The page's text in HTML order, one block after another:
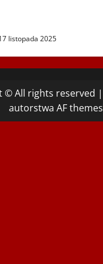
listopada 2025
© All rights reserved |
autorstwa AF themes